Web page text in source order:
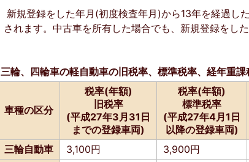
新規登録をした年月(初度検査年月)から13年を経過し
されます。中古車を所有した場合でも、新規登録をし
三輪、四輪車の軽自動車の旧税率、標準税率、経年重課
車種の区分
税率(年額)
旧税率
(平成27年3月31日
までの登録車両)
税率(年額)
標準税率
(平成27年4月1日
以降の登録車両)
三輪自動車 3,100円 3,900円